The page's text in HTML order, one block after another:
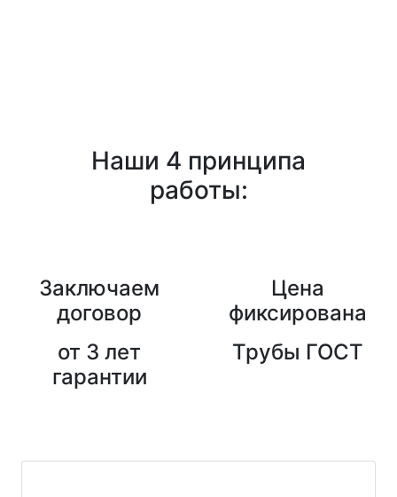
Наши 4 принципа
работы:
Заключаем
договор
Цена
фиксирована
от 3 лет
гарантии
Трубы ГОСТ